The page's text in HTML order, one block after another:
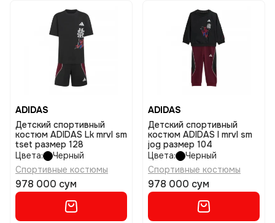
ADIDAS
Детский спортивный
костюм ADIDAS Lk mrvl sm
tset размер 128
Цвета:
Черный
Спортивные костюмы
978 000 сум
ADIDAS
Детский спортивный
костюм ADIDAS I mrvl sm
jog размер 104
Цвета:
Черный
Спортивные костюмы
978 000 сум